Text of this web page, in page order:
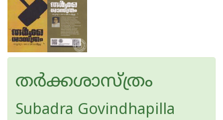
തർക്കശാസ്ത്രം
Subadra Govindhapilla